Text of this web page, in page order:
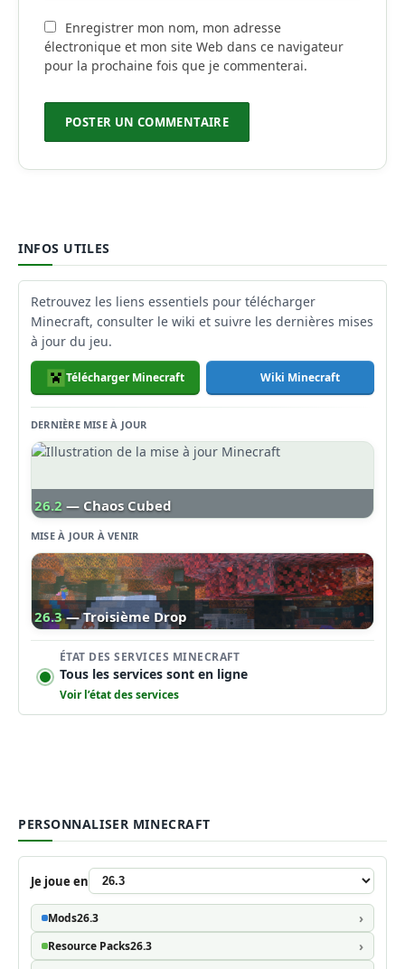
Enregistrer mon nom, mon adresse
électronique et mon site Web dans ce navigateur
pour la prochaine fois que je commenterai.
INFOS UTILES
Retrouvez les liens essentiels pour télécharger
Minecraft, consulter le wiki et suivre les dernières mises
à jour du jeu.
Télécharger Minecraft Wiki Minecraft
DERNIÈRE MISE À JOUR
26.2 — Chaos Cubed
MISE À JOUR À VENIR
26.3 — Troisième Drop
ÉTAT DES SERVICES MINECRAFT
Tous les services sont en ligne
Voir l’état des services
PERSONNALISER MINECRAFT
Je joue en
Mods26.3
Resource Packs26.3